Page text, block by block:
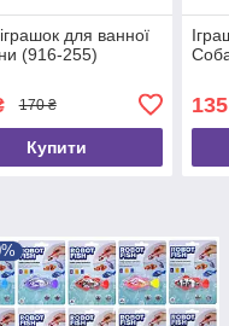
для ванної
(916-255)
170 ₴
Купити
135